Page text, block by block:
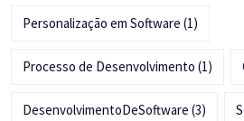
Personalização em Software (1)
Processo de Desenvolvimento (1)
DesenvolvimentoDeSoftware (3)